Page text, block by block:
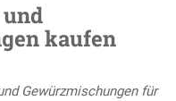
kaufen
Gewürzmischungen für